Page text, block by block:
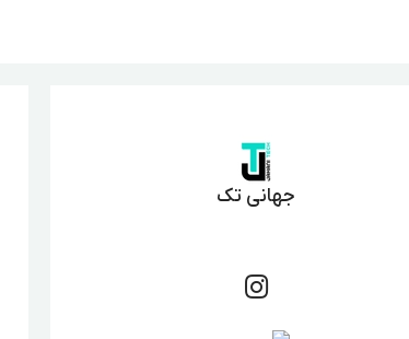
جهانی تک